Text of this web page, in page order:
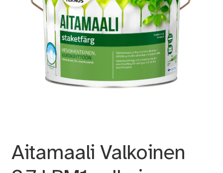
Aitamaali Valkoinen